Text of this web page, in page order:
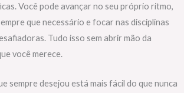
Você pode avançar no seu próprio ritmo,
que necessário e focar nas disciplinas
Tudo isso sem abrir mão da
você merece.
sempre desejou está mais fácil do que nunca